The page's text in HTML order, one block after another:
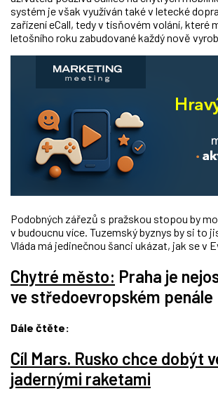
systém je však využíván také v letecké
zařízení eCall, tedy v tísňovém volání, které
letošního roku zabudované každý nově
Podobných zářezů s pražskou stopou by
v budoucnu více. Tuzemský byznys by si to
Vláda má jedinečnou šanci ukázat, jak se v
Chytré město: Praha je
ve středoevropském penále
Dále čtěte:
Cíl Mars. Rusko chce dobýt
jadernými raketami